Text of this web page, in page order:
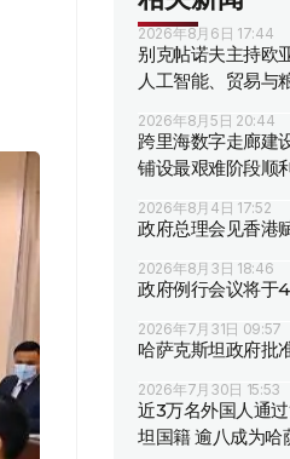
2026年8月6日 17:44
别克帖诺夫主持欧
人工智能、贸易与
2026年8月5日 20:44
跨里海数字走廊建
铺设最艰难阶段顺
2026年8月4日 17:52
政府总理会见香港
2026年8月3日 18:46
政府例行会议将于
2026年7月31日 09:57
哈萨克斯坦政府批
2026年7月30日 15:53
近3万名外国人通
坦国籍 逾八成为哈